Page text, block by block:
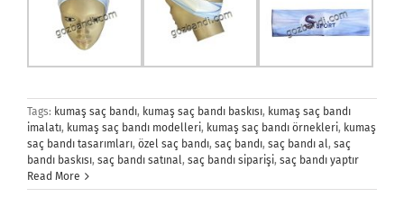
Tags: kumaş saç bandı, kumaş saç bandı baskısı, kumaş saç bandı
imalatı, kumaş saç bandı modelleri, kumaş saç bandı örnekleri, kumaş
saç bandı tasarımları, özel saç bandı, saç bandı, saç bandı al, saç
bandı baskısı, saç bandı satınal, saç bandı siparişi, saç bandı yaptır
Read More